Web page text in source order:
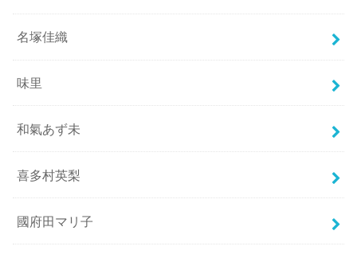
名塚佳織
味里
和氣あず未
喜多村英梨
國府田マリ子